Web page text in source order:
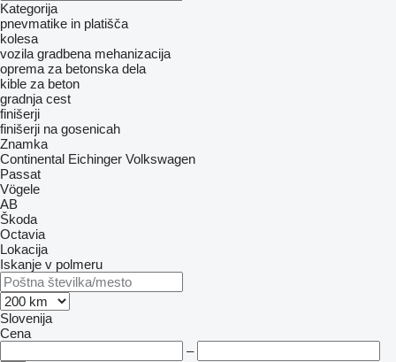
Kategorija
pnevmatike in platišča
kolesa
vozila gradbena mehanizacija
oprema za betonska dela
kible za beton
gradnja cest
finišerji
finišerji na gosenicah
Znamka
Continental Eichinger Volkswagen
Passat
Vögele
AB
Škoda
Octavia
Lokacija
Iskanje v polmeru
Slovenija
Cena
–